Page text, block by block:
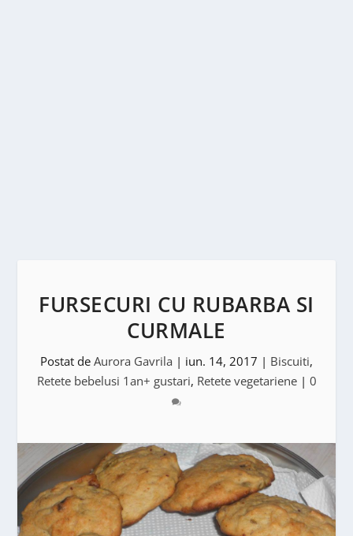
FURSECURI CU RUBARBA SI
CURMALE
Postat de Aurora Gavrila | iun. 14, 2017 | Biscuiti,
Retete bebelusi 1an+ gustari, Retete vegetariene| 0